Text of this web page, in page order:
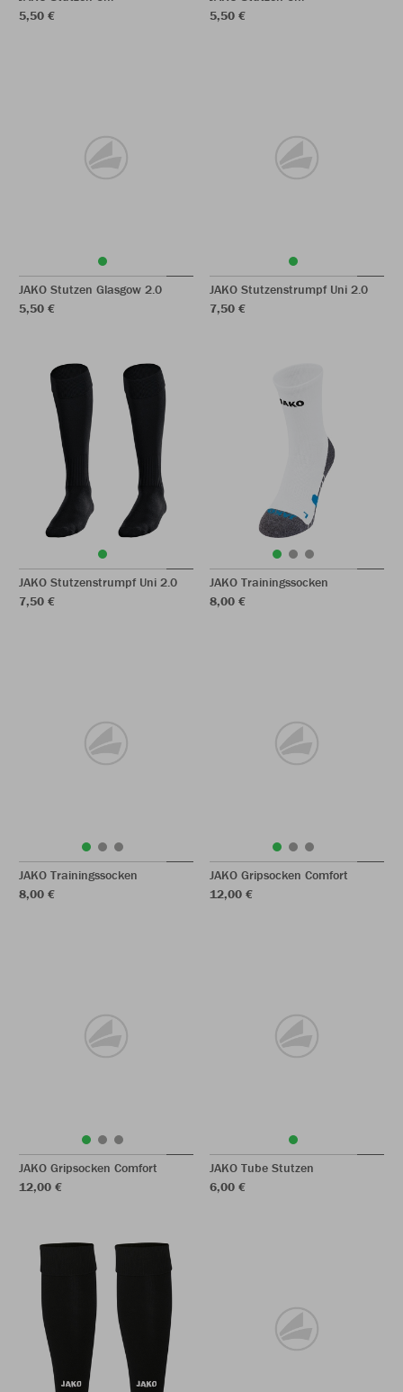
5,50 €
5,50 €
JAKO Stutzen Glasgow 2.0
5,50 €
JAKO Stutzenstrumpf Uni 2.0
7,50 €
JAKO Stutzenstrumpf Uni 2.0
7,50 €
JAKO Trainingssocken
8,00 €
JAKO Trainingssocken
8,00 €
JAKO Gripsocken Comfort
12,00 €
JAKO Gripsocken Comfort
12,00 €
JAKO Tube Stutzen
6,00 €